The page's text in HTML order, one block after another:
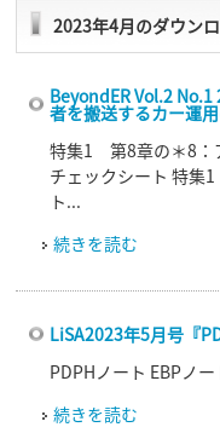
2023年4月のダウン
BeyondER Vol.2
者を搬送するカー運
特集1 第8章の＊8：
チェックシート 特集
ト...
続きを読む
LiSA2023年5月号『
PDPHノート EBPノー
続きを読む